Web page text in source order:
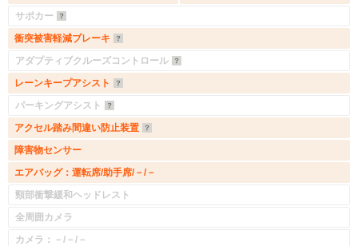
サポカー
衝突被害軽減ブレーキ
アダプティブクルーズコントロール
レーンキープアシスト
パーキングアシスト
アクセル踏み間違い防止装置
障害物センサー
エアバッグ：運転席/助手席/－/－
頸部衝撃緩和ヘッドレスト
全周囲カメラ
カメラ：－/－/－
入力途中の情報を保存しますか？
※次回問い合わせをする際に自動入力されます
※保存された情報は